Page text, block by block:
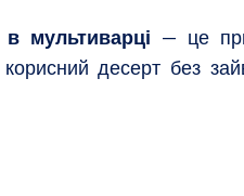
мультиварці — це
десерт без